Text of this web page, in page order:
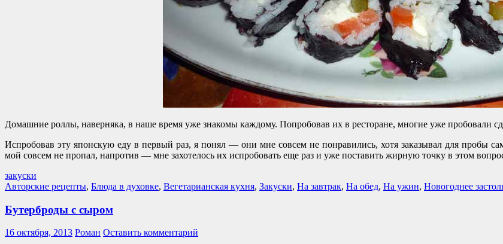
Домашние роллы, наверняка, в наше время уже знакомы каждому. Попробовав их в ресторане, многие уже пробовали
Испробовав эту японскую еду в первый раз, я понял — они мне совсем не понравились, хотя заказывал для пробы
мой совсем не пропал, напротив — мне захотелось их испробовать еще раз и уже поставить жирную точку в этом
закуски
Авторские рецепты, Блюда в духовке, Вегетарианская кухня, Закуски, На завтрак, На обед, На ужин, Новогоднее
Бутерброды с сыром
16 октября, 2013 Роман Оставить комментарий